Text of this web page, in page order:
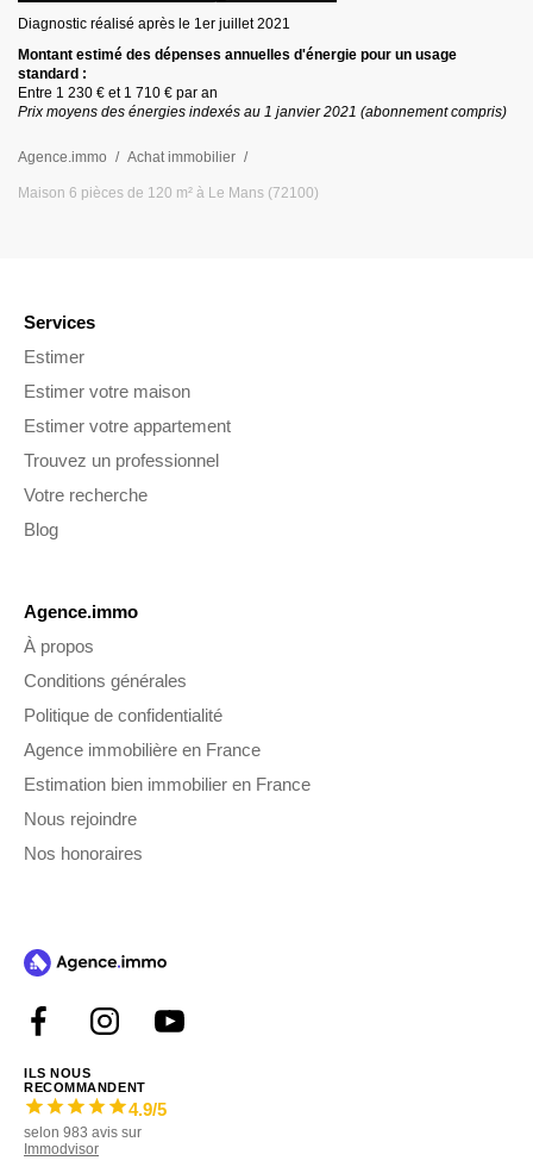
Diagnostic réalisé après le 1er juillet 2021
Montant estimé des dépenses annuelles d'énergie pour un usage
standard :
Entre 1 230 € et 1 710 € par an
Prix moyens des énergies indexés au 1 janvier 2021 (abonnement compris)
Agence.immo Achat immobilier
Maison 6 pièces de 120 m² à Le Mans (72100)
Services
Estimer
Estimer votre maison
Estimer votre appartement
Trouvez un professionnel
Votre recherche
Blog
Agence.immo
À propos
Conditions générales
Politique de confidentialité
Agence immobilière en France
Estimation bien immobilier en France
Nous rejoindre
Nos honoraires
ILS NOUS
RECOMMANDENT
4.9/5
selon 983 avis sur
Immodvisor